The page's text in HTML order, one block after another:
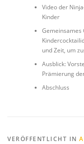
Video der
Kinder
Gemeinsames
und Zeit, um
Ausblick:
Prämierung
Abschluss
VERÖFFENTLICHT IN